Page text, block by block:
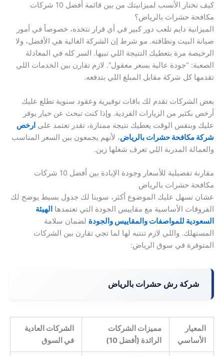
كيف تختار الأنسب لميزانيتك من بين قائمة أفضل 10 شركات
مكافحة حشرات بالرياض؟
الميزانية دايم تلعب دور كبير في أي قرار نتخذه، خصوصاً في أمور
صيانة البيت ونظافته. مو شرط إن الشركة الغالية هي الأفضل، ولا
الرخيصة مرة بتعطيك النتيجة اللي تبيها. السر كله في المعادلة
الصعبة: “جودة عالية بسعر معقول”. لازم تقارن بين الخدمات اللي
تقدمها كل شركة مقابل المبلغ اللي بتدفعه.
بعض الشركات تقدم لك باقات توفيرية وعقود سنوية تطلع عليك
أرخص بكثير من الزيارات الفردية. وإذا كنت تبحث عن خيار يوفر
عليك وبنفس الوقت يعطيك نتيجة ممتازة، تقدر تعتمد على ارخص
شركة مكافحة حشرات بالرياض، لأنهم يجمعون بين السعر المناسب
والعمالة المدربة اللي تعرف شغلها زين.
مقارنة تفصيلية للأسعار وجودة الإبادة بين أفضل 10 شركات
مكافحة حشرات بالرياض
عشان نسهل عليك الموضوع أكثر، سوينا لك جدول بسيط يوضح لك
الفروقات الأساسية مع مقاييس الجودة التي تعتمدها الهيئة
السعودية للمواصفات والمقاييس والجودة لضمان سلامة
المستهلك. واللي لازم تنتبه لها لما تجي تقارن بين الشركات
المتوفرة في سوق الرياض:
شركة رش حشرات بالرياض
المعيار
الأساسي
مميزات الشركات
الرائدة (أفضل 10)
الشركات العادية
في السوق